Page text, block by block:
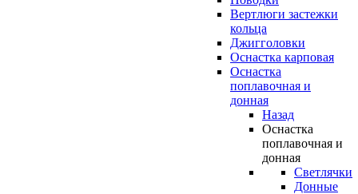
Вертлюги застежки
кольца
Джигголовки
Оснастка карповая
Оснастка
поплавочная и
донная
Назад
Оснастка
поплавочная и
донная
Светлячки
Донные